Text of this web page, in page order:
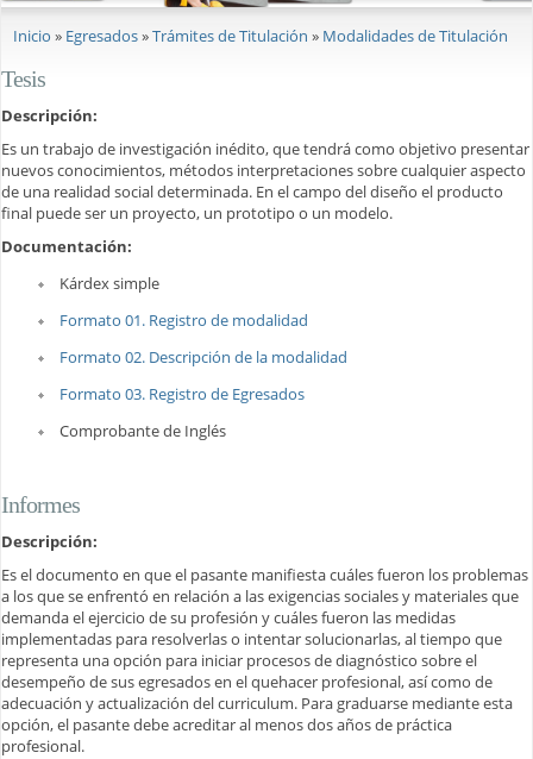
Inicio » Egresados»Trámites de Titulación » Modalidades de Titulación
Tesis
Descripción:
Es un trabajo de investigación inédito, que tendrá como objetivo presentar
nuevos conocimientos, métodos interpretaciones sobre cualquier aspecto
de una realidad social determinada. En el campo del diseño el producto
final puede ser un proyecto, un prototipo o un modelo.
Documentación:
Kárdex simple
Formato 01. Registro de modalidad
Formato 02. Descripción de la modalidad
Formato 03. Registro de Egresados
Comprobante de Inglés
Informes
Descripción:
Es el documento en que el pasante manifiesta cuáles fueron los problemas
a los que se enfrentó en relación a las exigencias sociales y materiales que
demanda el ejercicio de su profesión y cuáles fueron las medidas
implementadas para resolverlas o intentar solucionarlas, al tiempo que
representa una opción para iniciar procesos de diagnóstico sobre el
desempeño de sus egresados en el quehacer profesional, así como de
adecuación y actualización del curriculum. Para graduarse mediante esta
opción, el pasante debe acreditar al menos dos años de práctica
profesional.